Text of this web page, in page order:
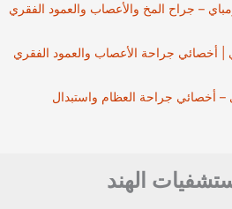
– جراح المخ والأعصاب والعمود الفقري
| أخصائي جراحة الأعصاب والعمود الفقري
أخصائي جراحة العظام واستبدال
الهند